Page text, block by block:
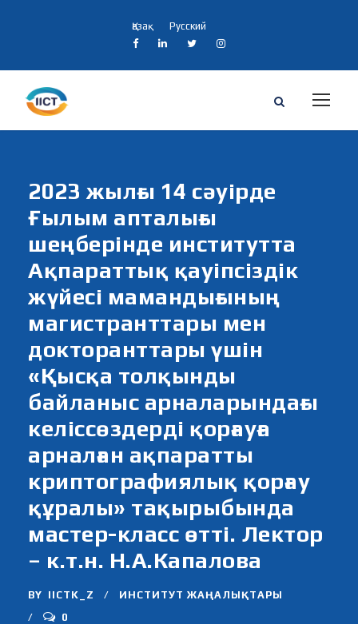
Қазақ Русский
2023 жылғы 14 сәуірде
Ғылым апталығы
шеңберінде институтта
Ақпараттық қауіпсіздік
жүйесі мамандығының
магистранттары мен
докторанттары үшін
«Қысқа толқынды
байланыс арналарындағы
келіссөздерді қорғауға
арналған ақпаратты
криптографиялық қорғау
құралы» тақырыбында
мастер-класс өтті. Лектор
– к.т.н. Н.А.Капалова
BY IICTK_Z
ИНСТИТУТ ЖАҢАЛЫҚТАРЫ
0